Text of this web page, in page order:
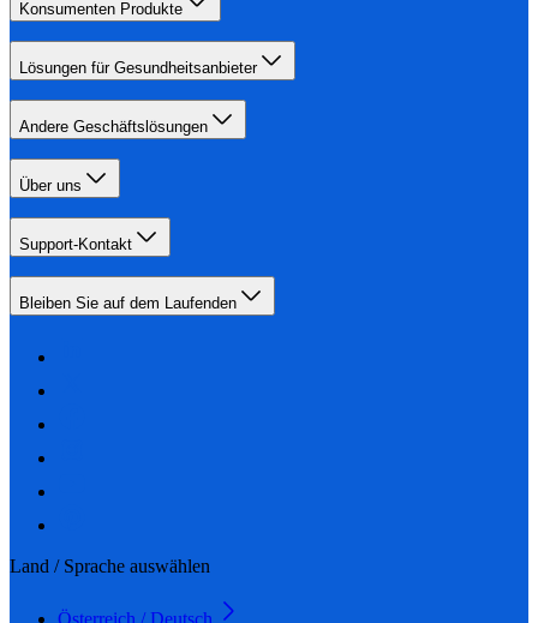
Konsumenten Produkte
Lösungen für Gesundheitsanbieter
Andere Geschäftslösungen
Über uns
Support-Kontakt
Bleiben Sie auf dem Laufenden
Land / Sprache auswählen
Österreich / Deutsch